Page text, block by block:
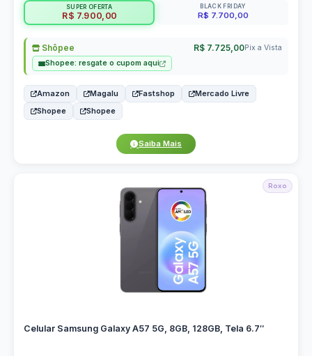
SUPER OFERTA
R$ 7.900,00
BLACK FRIDAY
R$ 7.700,00
Shôpee R$ 7.725,00Pix a Vista
Shopee: resgate o cupom aqui
Amazon Magalu Fastshop
Mercado Livre
Shopee
Shopee
Saiba Mais
Roxo
Celular Samsung Galaxy A57 5G, 8GB, 128GB, Tela 6.7″